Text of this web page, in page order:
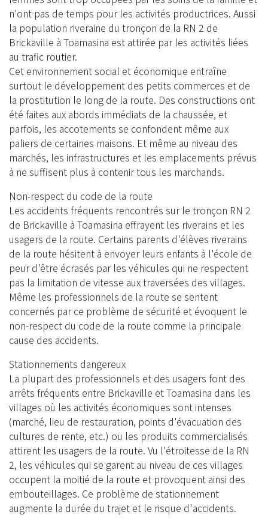
n'ont pas de temps pour les activités productrices. Aussi
la population riveraine du tronçon de la RN 2 de
Brickaville à Toamasina est attirée par les activités liées
au trafic routier.
Cet environnement social et économique entraîne
surtout le développement des petits commerces et de
la prostitution le long de la route. Des constructions ont
été faites aux abords immédiats de la chaussée, et
parfois, les accotements se confondent même aux
paliers de certaines maisons. Et même au niveau des
marchés, les infrastructures et les emplacements prévus
à ne suffisent plus à contenir tous les marchands.
Non-respect du code de la route
Les accidents fréquents rencontrés sur le tronçon RN 2
de Brickaville à Toamasina effrayent les riverains et les
usagers de la route. Certains parents d'élèves riverains
de la route hésitent à envoyer leurs enfants à l'école de
peur d'être écrasés par les véhicules qui ne respectent
pas la limitation de vitesse aux traversées des villages.
Même les professionnels de la route se sentent
concernés par ce problème de sécurité et évoquent le
non-respect du code de la route comme la principale
cause des accidents.
Stationnements dangereux
La plupart des professionnels et des usagers font des
arrêts fréquents entre Brickaville et Toamasina dans les
villages où les activités économiques sont intenses
(marché, lieu de restauration, points d'évacuation des
cultures de rente, etc.) ou les produits commercialisés
attirent les usagers de la route. Vu l'étroitesse de la RN
2, les véhicules qui se garent au niveau de ces villages
occupent la moitié de la route et provoquent ainsi des
embouteillages. Ce problème de stationnement
augmente la durée du trajet et le risque d'accidents.